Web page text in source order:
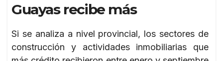
Guayas recibe más
Si se analiza a nivel provincial, los sectores de
construcción y actividades inmobiliarias que